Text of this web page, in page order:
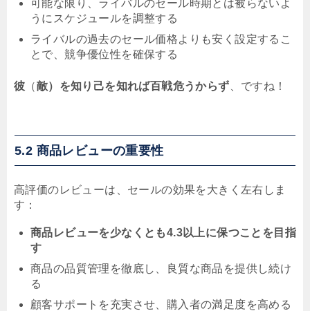
可能な限り、ライバルのセール時期とは被らないよ
うにスケジュールを調整する
ライバルの過去のセール価格よりも安く設定するこ
とで、競争優位性を確保する
彼 （敵）を知り己を知れば百戦危うからず 、ですね！
5.2 商品レビューの重要性
高評価のレビューは、セールの効果を大きく左右しま
す：
商品レビューを少なくとも4.3以上に保つことを目指
す
商品の品質管理を徹底し、良質な商品を提供し続け
る
顧客サポートを充実させ、購入者の満足度を高める